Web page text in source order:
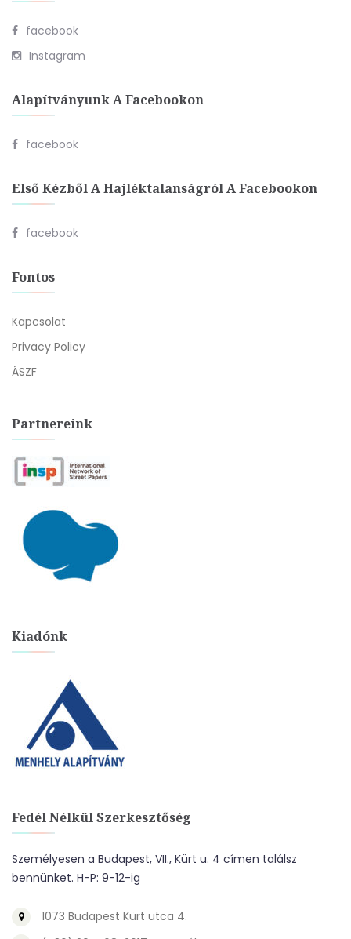
facebook
Instagram
Alapítványunk A Facebookon
facebook
Első Kézből A Hajléktalanságról A Facebookon
facebook
Fontos
Kapcsolat
Privacy Policy
ÁSZF
Partnereink
Kiadónk
Fedél Nélkül Szerkesztőség
Személyesen a Budapest, VII., Kürt u. 4 címen találsz
bennünket. H-P: 9-12-ig
1073 Budapest Kürt utca 4.